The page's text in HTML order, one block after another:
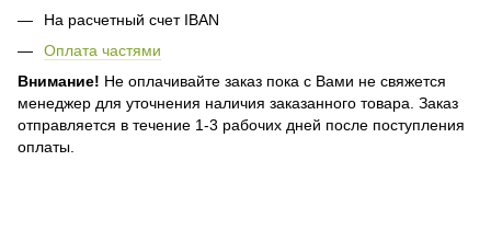
На расчетный счет IBAN
Оплата частями
Внимание! Не оплачивайте заказ пока с Вами не свяжется
менеджер для уточнения наличия заказанного товара. Заказ
отправляется в течение 1-3 рабочих дней после поступления
оплаты.